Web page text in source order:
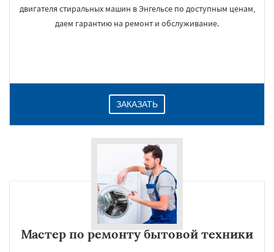
двигателя стиральных машин в Энгельсе по доступным ценам,
даем гарантию на ремонт и обслуживание.
ЗАКАЗАТЬ
Мастер по ремонту бытовой техники